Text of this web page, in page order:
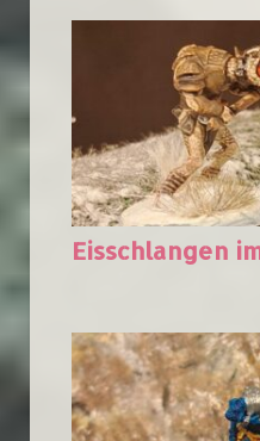
Eisschlangen